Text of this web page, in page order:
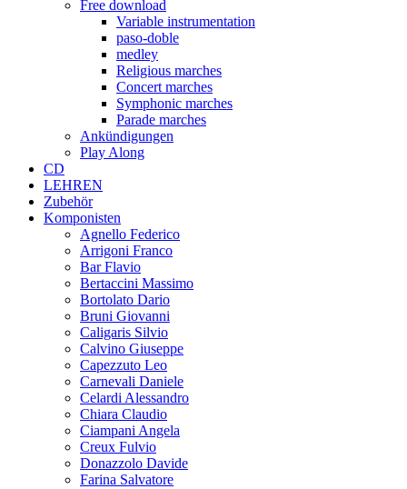
Free download
Variable instrumentation
paso-doble
medley
Religious marches
Concert marches
Symphonic marches
Parade marches
Ankündigungen
Play Along
CD
LEHREN
Zubehör
Komponisten
Agnello Federico
Arrigoni Franco
Bar Flavio
Bertaccini Massimo
Bortolato Dario
Bruni Giovanni
Caligaris Silvio
Calvino Giuseppe
Capezzuto Leo
Carnevali Daniele
Celardi Alessandro
Chiara Claudio
Ciampani Angela
Creux Fulvio
Donazzolo Davide
Farina Salvatore